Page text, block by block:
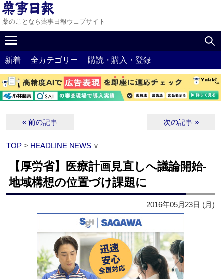
薬のことなら薬事日報ウェブサイト
新着 全カテゴリー 購読・購入・登録
« 前の記事 次の記事 »
TOP > HEADLINE NEWS ∨
【厚労省】医療計画見直しへ議論開始‐
地域構想の位置づけ課題に
2016年05月23日 (月)